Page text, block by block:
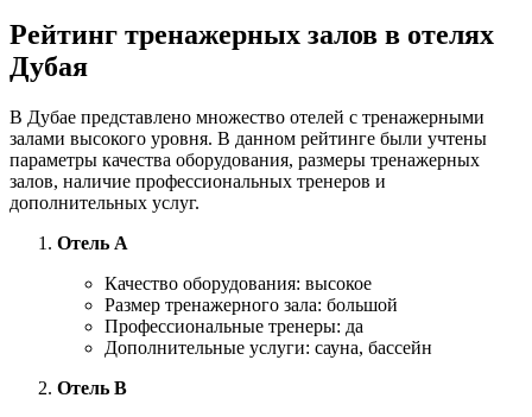
Рейтинг тренажерных залов в отелях
Дубая
В Дубае представлено множество отелей с тренажерными
залами высокого уровня. В данном рейтинге были учтены
параметры качества оборудования, размеры тренажерных
залов, наличие профессиональных тренеров и
дополнительных услуг.
Отель A
Качество оборудования: высокое
Размер тренажерного зала: большой
Профессиональные тренеры: да
Дополнительные услуги: сауна, бассейн
Отель B